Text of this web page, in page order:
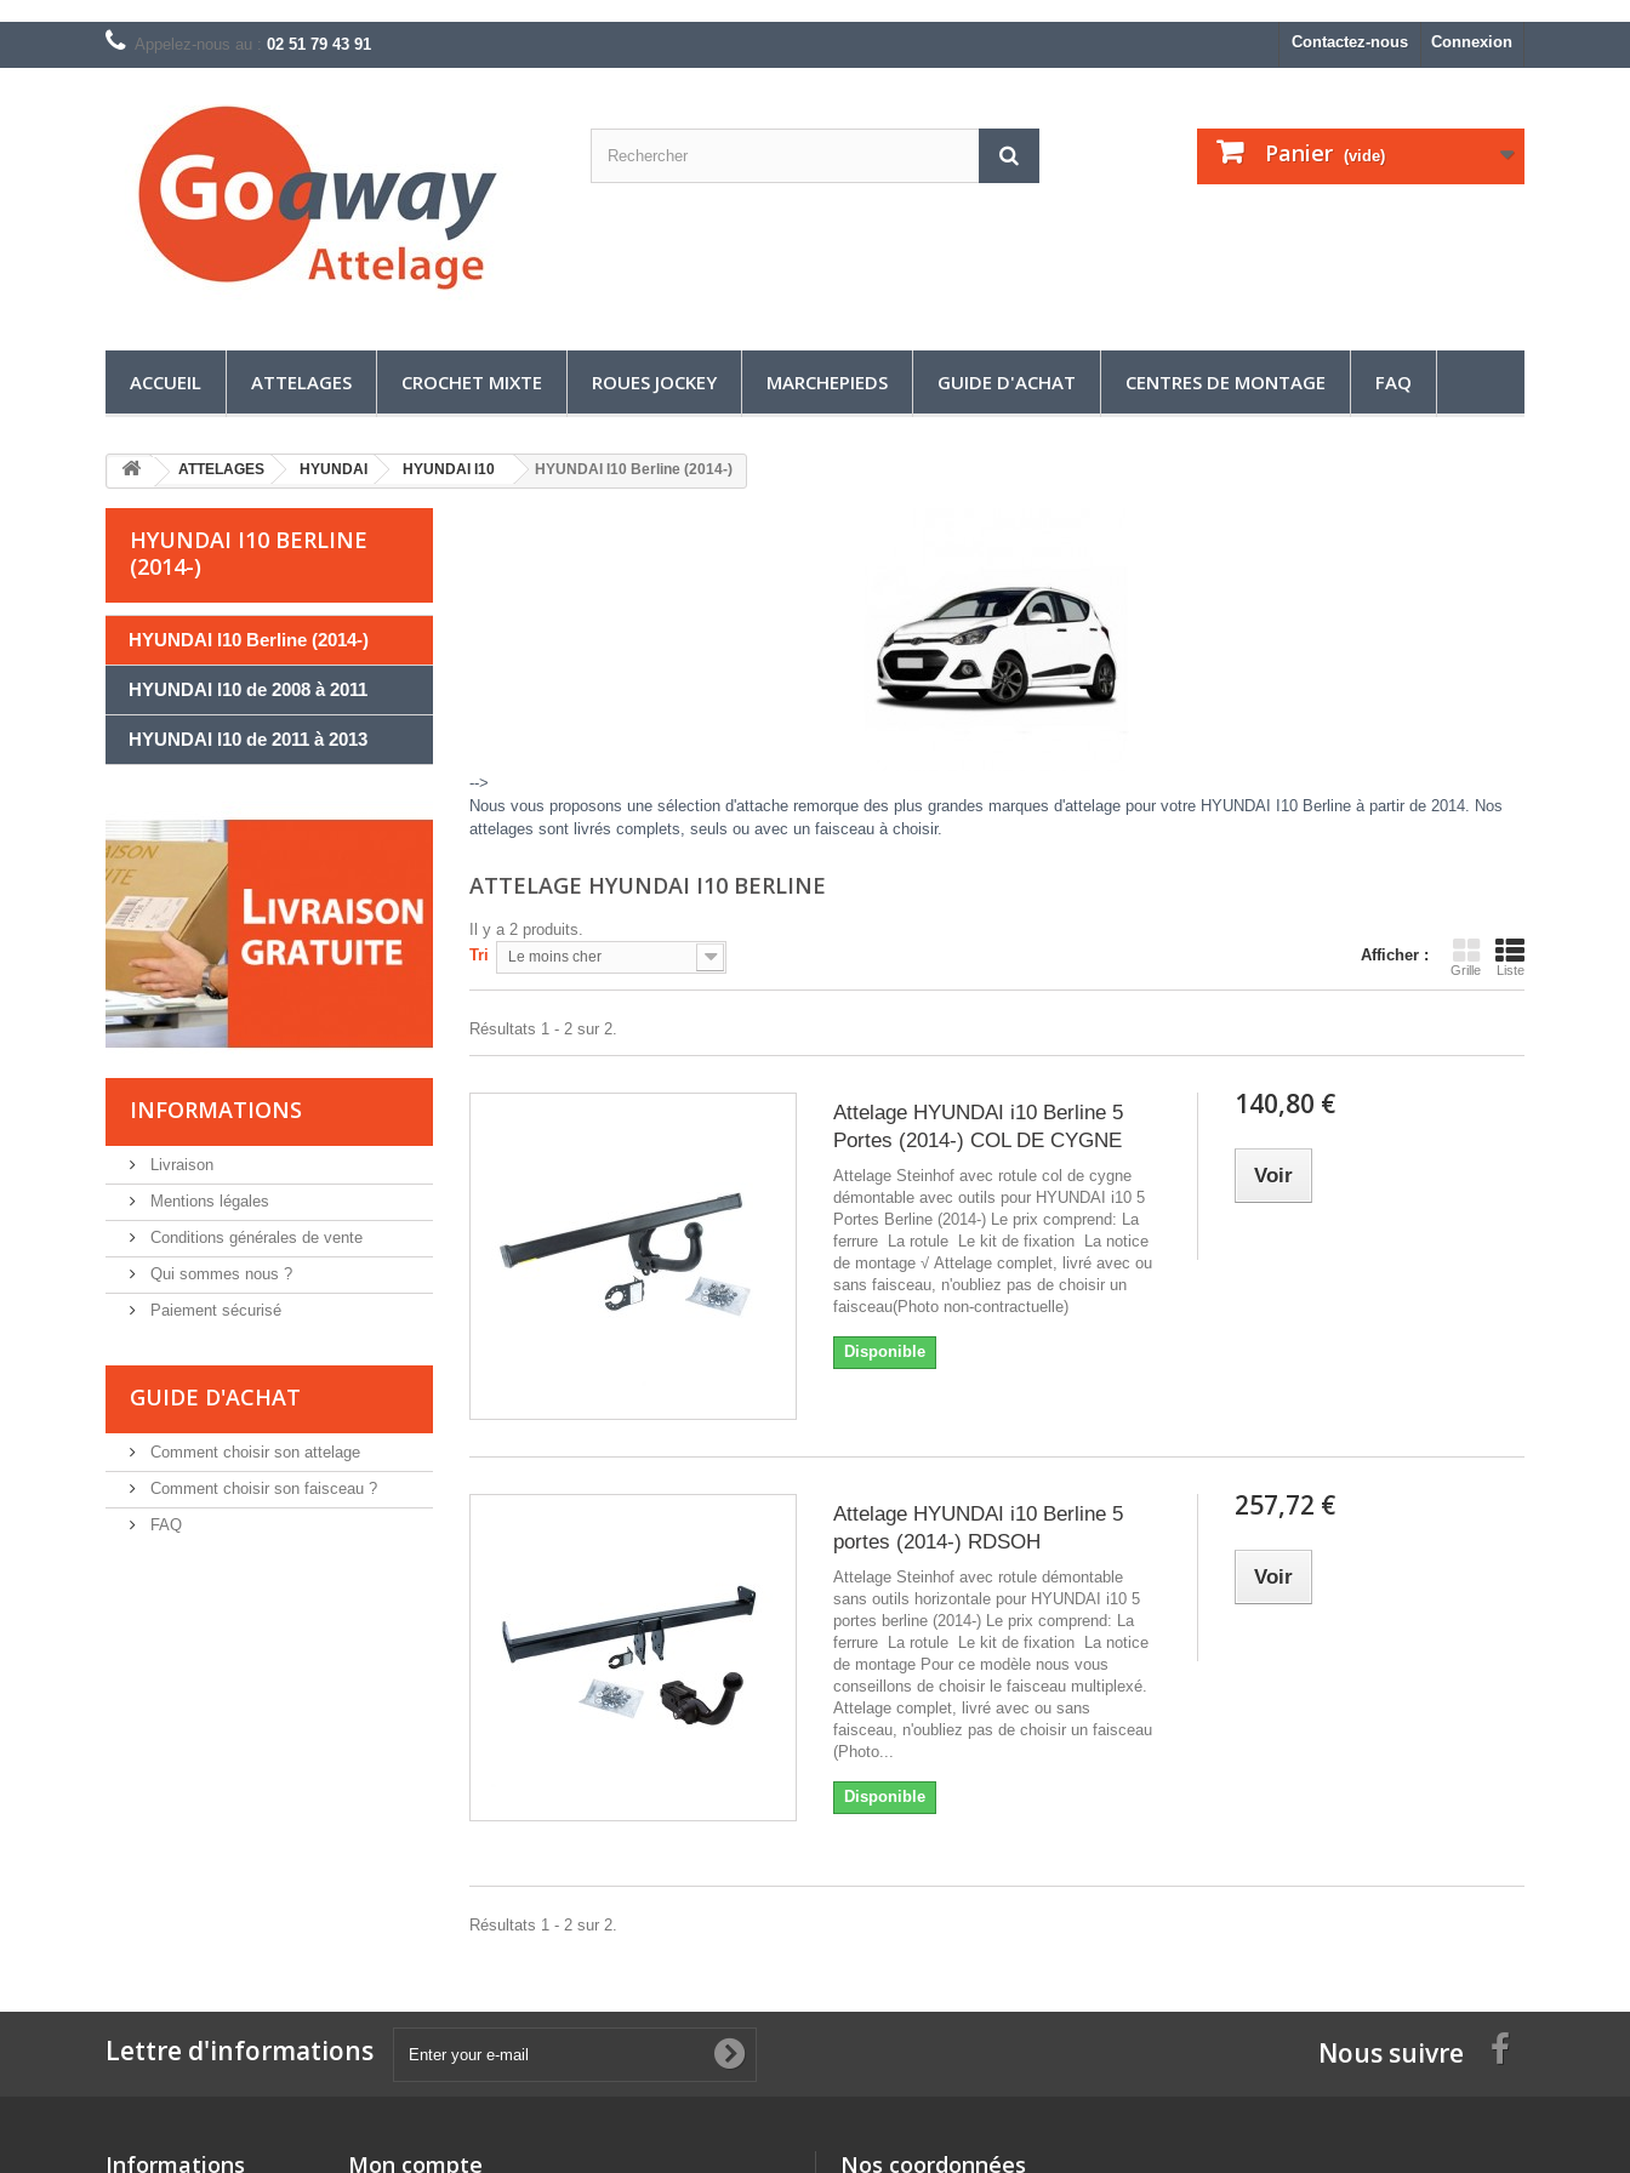
Connexion
Contactez-nous
Appelez-nous au : 02 51 79 43 91
Panier (vide)
ACCUEIL ATTELAGES CROCHET MIXTE ROUES JOCKEY MARCHEPIEDS GUIDE D'ACHAT CENTRES DE MONTAGE FAQ
ATTELAGES HYUNDAI HYUNDAI I10 HYUNDAI I10 Berline (2014-)
HYUNDAI I10 BERLINE
(2014-)
HYUNDAI I10 Berline (2014-)
HYUNDAI I10 de 2008 à 2011
HYUNDAI I10 de 2011 à 2013
INFORMATIONS
Livraison
Mentions légales
Conditions générales de vente
Qui sommes nous ?
Paiement sécurisé
GUIDE D'ACHAT
Comment choisir son attelage
Comment choisir son faisceau ?
FAQ
-->
Nous vous proposons une sélection d'attache remorque des plus grandes marques d'attelage pour votre HYUNDAI I10 Berline à partir de 2014. Nos
attelages sont livrés complets, seuls ou avec un faisceau à choisir.
ATTELAGE HYUNDAI I10 BERLINE
Il y a 2 produits.
Afficher :
Grille Liste
Tri Le moins cher
Résultats 1 - 2 sur 2.
Attelage HYUNDAI i10 Berline 5
Portes (2014-) COL DE CYGNE
Attelage Steinhof avec rotule col de cygne
démontable avec outils pour HYUNDAI i10 5
Portes Berline (2014-) Le prix comprend: La
ferrure La rotule Le kit de fixation La notice
de montage √ Attelage complet, livré avec ou
sans faisceau, n'oubliez pas de choisir un
faisceau(Photo non-contractuelle)
Disponible
140,80 €
Voir
Attelage HYUNDAI i10 Berline 5
portes (2014-) RDSOH
Attelage Steinhof avec rotule démontable
sans outils horizontale pour HYUNDAI i10 5
portes berline (2014-) Le prix comprend: La
ferrure La rotule Le kit de fixation La notice
de montage Pour ce modèle nous vous
conseillons de choisir le faisceau multiplexé.
Attelage complet, livré avec ou sans
faisceau, n'oubliez pas de choisir un faisceau
(Photo...
Disponible
257,72 €
Voir
Résultats 1 - 2 sur 2.
Lettre d'informations Nous suivre
Informations Mon compte Nos coordonnées